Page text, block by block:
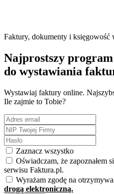
Faktury, dokumenty i księgowość
Najprostszy program
do wystawiania
Wystawiaj faktury online.
Ile zajmie to Tobie?
Zaznacz wszystko
Oświadczam, że zapoznałem
serwisu Faktura.pl.
Wyrażam zgodę na
drogą elektroniczną.